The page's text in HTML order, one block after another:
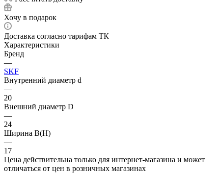
Хочу в подарок
Доставка согласно тарифам ТК
Характеристики
Бренд
—
SKF
Внутренний диаметр d
—
20
Внешний диаметр D
—
24
Ширина B(H)
—
17
Цена действительна только для интернет-магазина и может
отличаться от цен в розничных магазинах